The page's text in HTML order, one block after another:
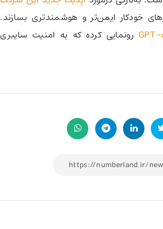
خودکار ایمن‌تر و هوشمندتری بسازند.
رونمایی کرده که به امنیت سایبری